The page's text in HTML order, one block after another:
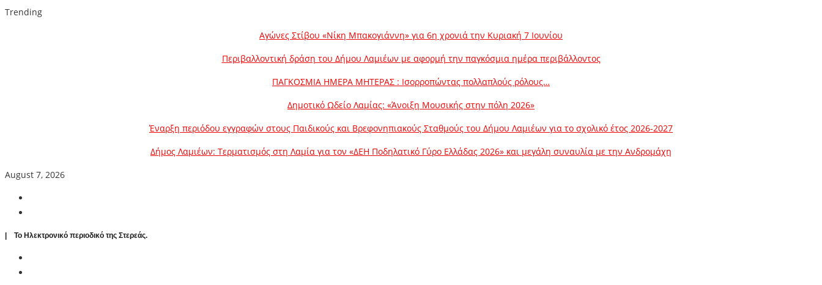
Trending
Αγώνες Στίβου «Νίκη Μπακογιάννη» για 6η χρονιά την Κυριακή 7 Ιουνίου
Περιβαλλοντική δράση του Δήμου Λαμιέων με αφορμή την παγκόσμια ημέρα περιβάλλοντος
ΠΑΓΚΟΣΜΙΑ ΗΜΕΡΑ ΜΗΤΕΡΑΣ : Ισορροπώντας πολλαπλούς ρόλους…
Δημοτικό Ωδείο Λαμίας: «Άνοιξη Μουσικής στην πόλη 2026»
Έναρξη περιόδου εγγραφών στους Παιδικούς και Βρεφονηπιακούς Σταθμούς του Δήμου Λαμιέων για το σχολικό έτος 2026-2027
Δήμος Λαμιέων: Τερματισμός στη Λαμία για τον «ΔΕΗ Ποδηλατικό Γύρο Ελλάδας 2026» και μεγάλη συναυλία με την Ανδρομάχη
August 7, 2026
| To Ηλεκτρονικό περιοδικό της Στερεάς.